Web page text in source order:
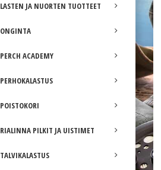
LASTEN JA NUORTEN TUOTTEET
ONGINTA
PERCH ACADEMY
PERHOKALASTUS
POISTOKORI
RIALINNA PILKIT JA UISTIMET
TALVIKALASTUS